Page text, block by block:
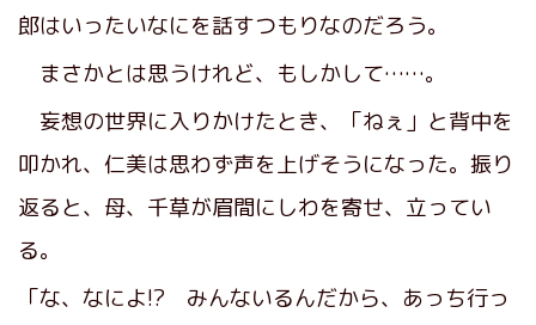
郎はいったいなにを話すつもりなのだろう。
まさかとは思うけれど、もしかして……。
妄想の世界に入りかけたとき、「ねぇ」と背中を
叩かれ、仁美は思わず声を上げそうになった。振り
返ると、母、千草が眉間にしわを寄せ、立ってい
る。
「な、なによ!? みんないるんだから、あっち行っ